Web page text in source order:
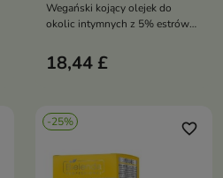
Wegański kojący olejek do
okolic intymnych z 5% estrów
fitosterolami i ceramidami:
szybkie ukojenie, nawilżenie i
18,44 £
-25% favorite_border